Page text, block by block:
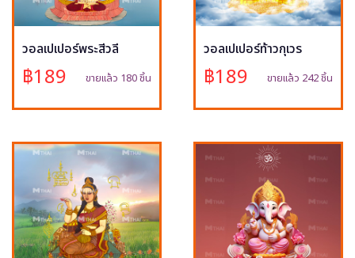
วอลเปเปอร์พระสีวลี
฿189 ขายแล้ว 180 ชิ้น
วอลเปเปอร์ท้าวกุเวร
฿189 ขายแล้ว 242 ชิ้น